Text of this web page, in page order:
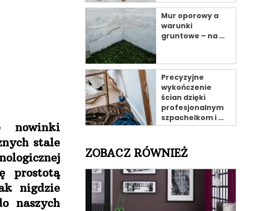
nowinki
stale
prostotą
nigdzie
naszych
Mur oporowy a
warunki
gruntowe – na …
Precyzyjne
wykończenie
ścian dzięki
profesjonalnym
szpachelkom i …
ZOBACZ RÓWNIEŻ